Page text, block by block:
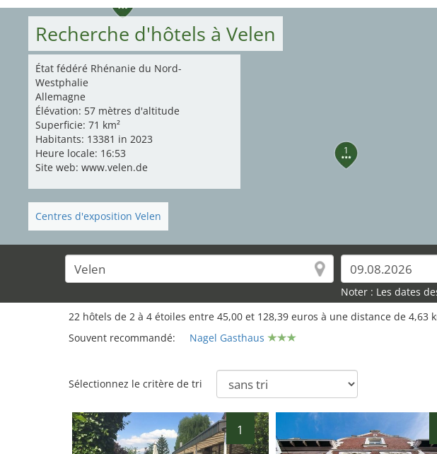
1
6
Recherche d'hôtels à Velen
État fédéré Rhénanie du Nord-
Westphalie
Allemagne
Élévation: 57 mètres d'altitude
Superficie: 71 km²
Habitants: 13381 in 2023
Heure locale: 16:53
Site web: www.velen.de
Centres d'exposition Velen
Noter : Les dates
22 hôtels de 2 à 4 étoiles entre 45,00 et 128,39 euros à une distance de 4,63
Souvent recommandé:
Nagel Gasthaus
Sélectionnez le critère de tri
1